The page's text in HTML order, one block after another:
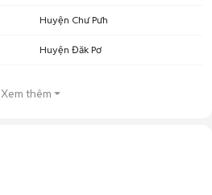
Huyện Chư Pưh
Huyện Đăk Pơ
Xem thêm